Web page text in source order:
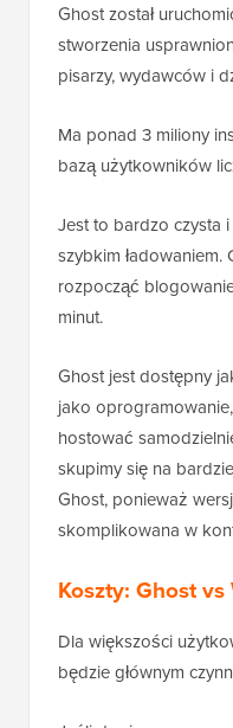
Ghost został
stworzenia
pisarzy, wydawców i
Ma ponad 3 miliony
bazą użytkowników
Jest to bardzo czysta
szybkim ładowaniem.
rozpocząć
minut.
Ghost jest dostępny
jako
hostować
skupimy się na
Ghost, ponieważ
skomplikowana w
Koszty: Ghost
Dla większości
będzie głównym